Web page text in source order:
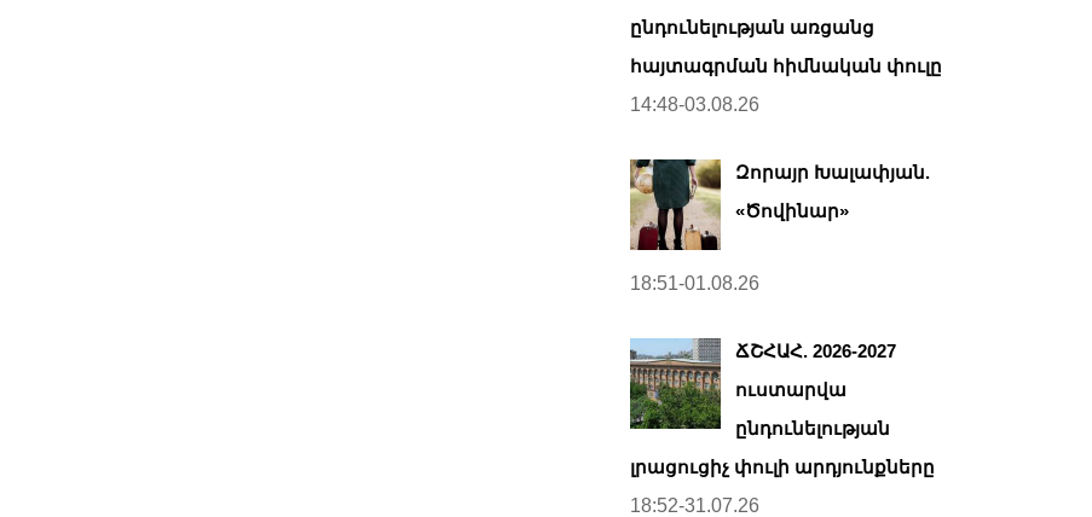
ընդունելության առցանց
հայտագրման հիմնական փուլը
14:48-03.08.26
Զորայր Խալափյան.
«Ծովինար»
18:51-01.08.26
ՃՇՀԱՀ. 2026-2027
ուստարվա
ընդունելության
լրացուցիչ փուլի արդյունքները
18:52-31.07.26